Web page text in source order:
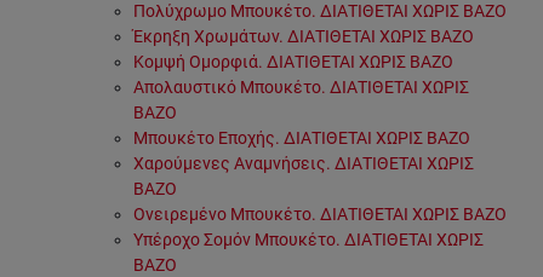
Πολύχρωμο Μπουκέτο. ΔΙΑΤΙΘΕΤΑΙ ΧΩΡΙΣ ΒΑΖΟ
Έκρηξη Χρωμάτων. ΔΙΑΤΙΘΕΤΑΙ ΧΩΡΙΣ ΒΑΖΟ
Κομψή Ομορφιά. ΔΙΑΤΙΘΕΤΑΙ ΧΩΡΙΣ ΒΑΖΟ
Απολαυστικό Μπουκέτο. ΔΙΑΤΙΘΕΤΑΙ ΧΩΡΙΣ
ΒΑΖΟ
Μπουκέτο Εποχής. ΔΙΑΤΙΘΕΤΑΙ ΧΩΡΙΣ ΒΑΖΟ
Χαρούμενες Αναμνήσεις. ΔΙΑΤΙΘΕΤΑΙ ΧΩΡΙΣ
ΒΑΖΟ
Ονειρεμένο Μπουκέτο. ΔΙΑΤΙΘΕΤΑΙ ΧΩΡΙΣ ΒΑΖΟ
Υπέροχο Σομόν Μπουκέτο. ΔΙΑΤΙΘΕΤΑΙ ΧΩΡΙΣ
ΒΑΖΟ